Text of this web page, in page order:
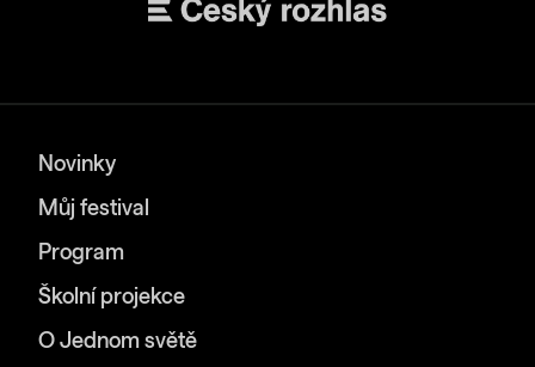
Novinky
Můj festival
Program
Školní projekce
O Jednom světě